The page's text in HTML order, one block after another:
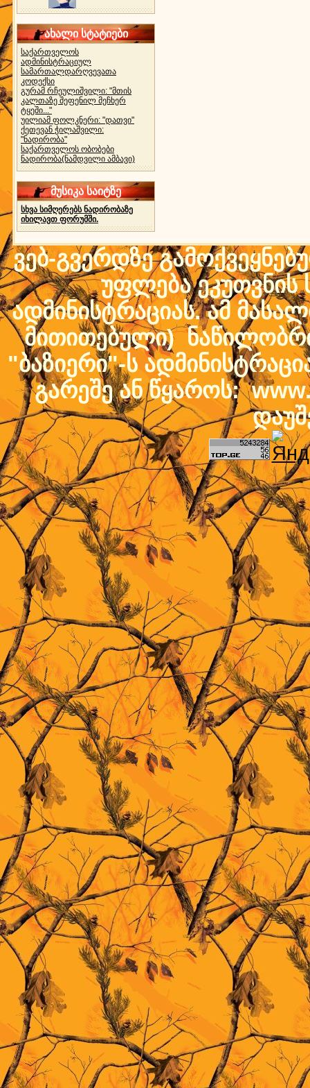
ახალი სტატიები
საქართველოს
ადმინისტრაციულ
სამართალდარღვევათა
კოდექსი
გურამ რჩეულიშვილი: "მთის
კალთაზე შეფენილ მეჩხერ
ტყეში..."
უილიამ ფოლკნერი: "დათვი"
ქეთევან ჭილაშვილი:
"ნადირობა"
საქართველოს ობობები
ნადირობა(ნამდვილი ამბავი)
მუსიკა საიტზე
სხვა სიმღერებს ნადირობაზე
იხილავთ ფორუმში.
ვებ-გვერდზე
უფლება ეკუთვნის
ადმინისტრაციას. ამ
მითითებული)
"ბაზიერი"-ს
გარეშე ან წყაროს: